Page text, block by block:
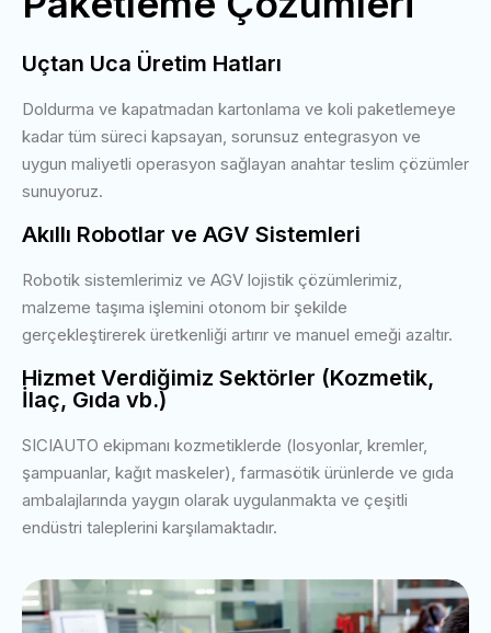
Uçtan Uca Üretim Hatları
Doldurma ve kapatmadan kartonlama ve koli paketlemeye
kadar tüm süreci kapsayan, sorunsuz entegrasyon ve
uygun maliyetli operasyon sağlayan anahtar teslim çözümler
sunuyoruz.
Akıllı Robotlar ve AGV Sistemleri
Robotik sistemlerimiz ve AGV lojistik çözümlerimiz,
malzeme taşıma işlemini otonom bir şekilde
gerçekleştirerek üretkenliği artırır ve manuel emeği azaltır.
Hizmet Verdiğimiz Sektörler (Kozmetik,
İlaç, Gıda vb.)
SICIAUTO ekipmanı kozmetiklerde (losyonlar, kremler,
şampuanlar, kağıt maskeler), farmasötik ürünlerde ve gıda
ambalajlarında yaygın olarak uygulanmakta ve çeşitli
endüstri taleplerini karşılamaktadır.